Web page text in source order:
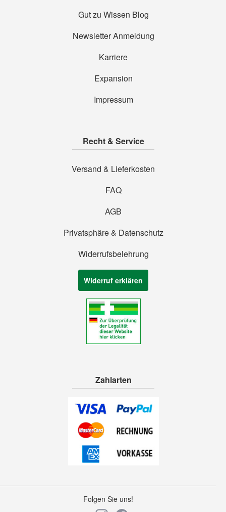
Gut zu Wissen Blog
Newsletter Anmeldung
Karriere
Expansion
Impressum
Recht & Service
Versand & Lieferkosten
FAQ
AGB
Privatsphäre & Datenschutz
Widerrufsbelehrung
Widerruf erklären
Zahlarten
Folgen Sie uns!